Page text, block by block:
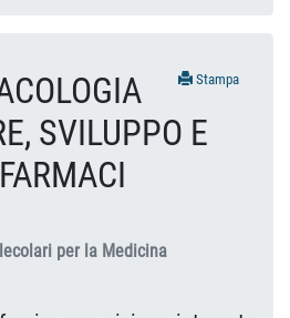
Stampa
SVILUPPO E
per la Medicina